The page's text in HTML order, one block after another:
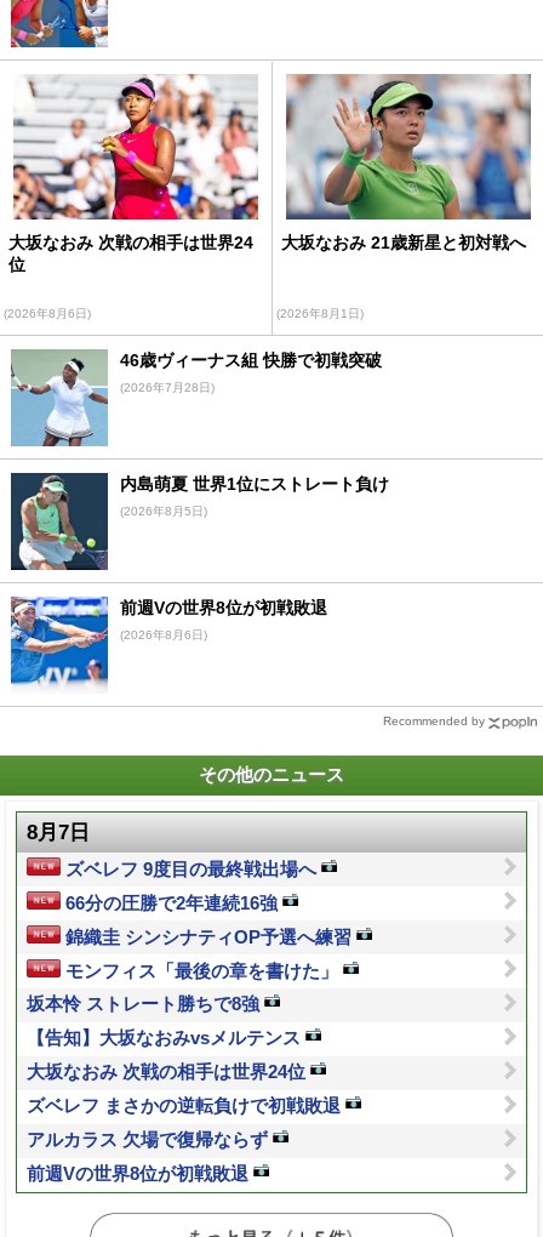
大坂なおみ 次戦の相手は世界24
位
(2026年8月6日)
大坂なおみ 21歳新星と初対戦へ
(2026年8月1日)
46歳ヴィーナス組 快勝で初戦突破
(2026年7月28日)
内島萌夏 世界1位にストレート負け
(2026年8月5日)
前週Vの世界8位が初戦敗退
(2026年8月6日)
Recommended by
その他のニュース
8月7日
ズベレフ 9度目の最終戦出場へ
66分の圧勝で2年連続16強
錦織圭 シンシナティOP予選へ練習
モンフィス「最後の章を書けた」
坂本怜 ストレート勝ちで8強
【告知】大坂なおみvsメルテンス
大坂なおみ 次戦の相手は世界24位
ズベレフ まさかの逆転負けで初戦敗退
アルカラス 欠場で復帰ならず
前週Vの世界8位が初戦敗退